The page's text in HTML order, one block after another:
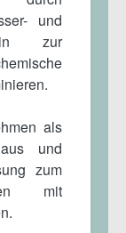
und
zur
als
und
zum
mit